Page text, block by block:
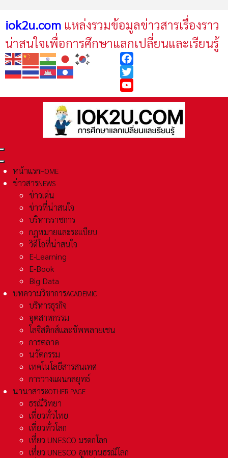
iok2u.com แหล่งรวมข้อมูลข่าวสารเรื่องราว
น่าสนใจเพื่อการศึกษาแลกเปลี่ยนและเรียนรู้
Facebook
Twitter
YouTube
หน้าแรกHOME
ข่าวสารNEWS
ข่าวเด่น
ข่าวที่น่าสนใจ
บริหารราชการ
กฏหมายและระเเบียบ
วิดีโอที่น่าสนใจ
E-Learning
E-Book
Big Data
บทความวิชาการACADEMIC
บริหารธุรกิจ
อุตสาหกรรม
โลจิสติกส์และชัพพลายเชน
การตลาด
นวัตกรรม
เทคโนโลยีสารสนเทศ
การวางแผนกลยุทธ์
นานาสาระOTHER PAGE
ธรณีวิทยา
เที่ยวทั่วไทย
เที่ยวทั่วโลก
เที่ยว UNESCO มรดกโลก
เที่ยว UNESCO อุทยานธรณีโลก